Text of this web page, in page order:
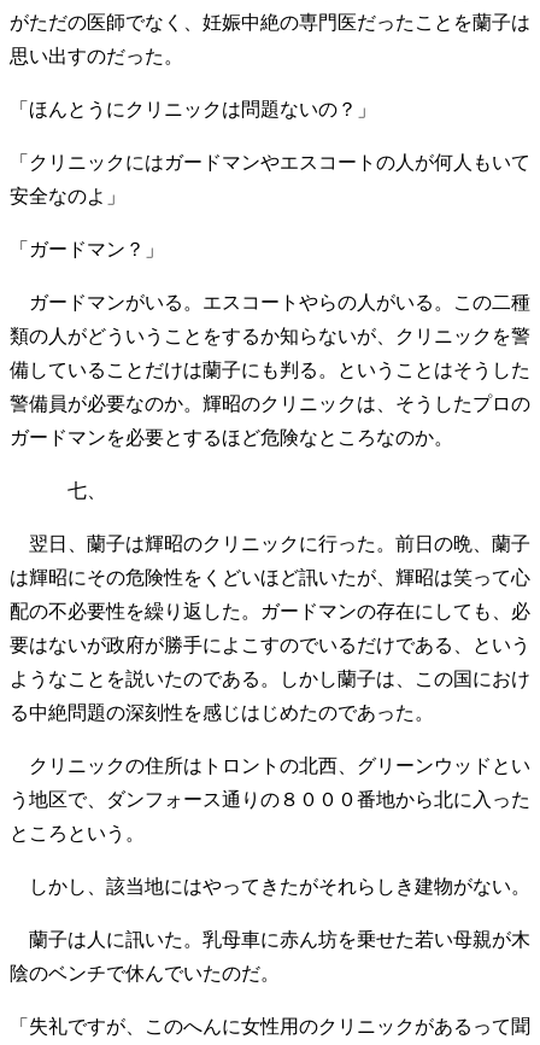
がただの医師でなく、妊娠中絶の専門医だったことを蘭子は
思い出すのだった。
「ほんとうにクリニックは問題ないの？」
「クリニックにはガードマンやエスコートの人が何人もいて
安全なのよ」
「ガードマン？」
ガードマンがいる。エスコートやらの人がいる。この二種
類の人がどういうことをするか知らないが、クリニックを警
備していることだけは蘭子にも判る。ということはそうした
警備員が必要なのか。輝昭のクリニックは、そうしたプロの
ガードマンを必要とするほど危険なところなのか。
七、
翌日、蘭子は輝昭のクリニックに行った。前日の晩、蘭子
は輝昭にその危険性をくどいほど訊いたが、輝昭は笑って心
配の不必要性を繰り返した。ガードマンの存在にしても、必
要はないが政府が勝手によこすのでいるだけである、という
ようなことを説いたのである。しかし蘭子は、この国におけ
る中絶問題の深刻性を感じはじめたのであった。
クリニックの住所はトロントの北西、グリーンウッドとい
う地区で、ダンフォース通りの８０００番地から北に入った
ところという。
しかし、該当地にはやってきたがそれらしき建物がない。
蘭子は人に訊いた。乳母車に赤ん坊を乗せた若い母親が木
陰のベンチで休んでいたのだ。
「失礼ですが、このへんに女性用のクリニックがあるって聞